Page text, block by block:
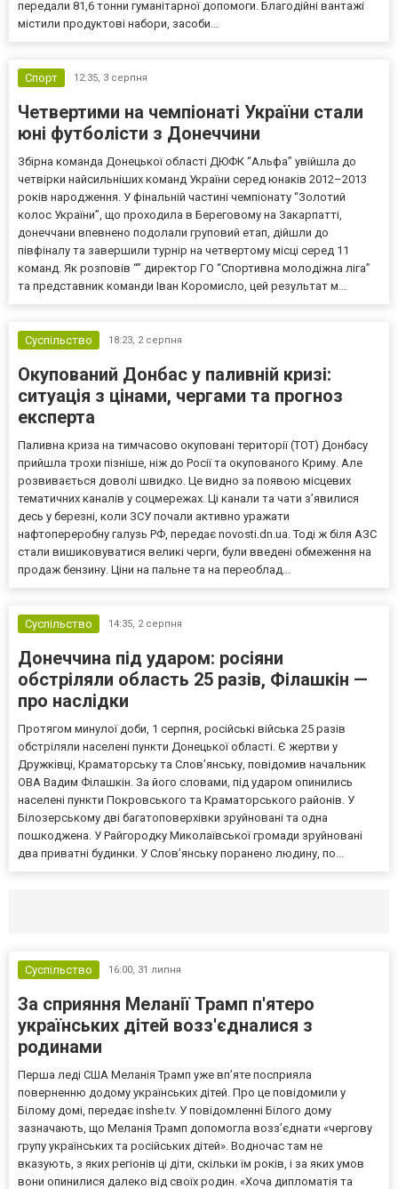
передали 81,6 тонни гуманітарної допомоги. Благодійні вантажі
містили продуктові набори, засоби...
Спорт 12:35, 3 серпня
Четвертими на чемпіонаті України стали
юні футболісти з Донеччини
Збірна команда Донецької області ДЮФК “Альфа” увійшла до
четвірки найсильніших команд України серед юнаків 2012–2013
років народження. У фінальній частині чемпіонату “Золотий
колос України”, що проходила в Береговому на Закарпатті,
донеччани впевнено подолали груповий етап, дійшли до
півфіналу та завершили турнір на четвертому місці серед 11
команд. Як розповів “” директор ГО “Спортивна молодіжна ліга”
та представник команди Іван Коромисло, цей результат м...
Суспільство 18:23, 2 серпня
Окупований Донбас у паливній кризі:
ситуація з цінами, чергами та прогноз
експерта
Паливна криза на тимчасово окуповані території (ТОТ) Донбасу
прийшла трохи пізніше, ніж до Росії та окупованого Криму. Але
розвивається доволі швидко. Це видно за появою місцевих
тематичних каналів у соцмережах. Ці канали та чати з’явилися
десь у березні, коли ЗСУ почали активно уражати
нафтопереробну галузь РФ, передає novosti.dn.ua. Тоді ж біля АЗС
стали вишиковуватися великі черги, були введені обмеження на
продаж бензину. Ціни на пальне та на переоблад...
Суспільство 14:35, 2 серпня
Донеччина під ударом: росіяни
обстріляли область 25 разів, Філашкін —
про наслідки
Протягом минулої доби, 1 серпня, російські війська 25 разів
обстріляли населені пункти Донецької області. Є жертви у
Дружківці, Краматорську та Слов’янську, повідомив начальник
ОВА Вадим Філашкін. За його словами, під ударом опинились
населені пункти Покровського та Краматорського районів. У
Білозерському дві багатоповерхівки зруйновані та одна
пошкоджена. У Райгородку Миколаївської громади зруйновані
два приватні будинки. У Слов’янську поранено людину, по...
Суспільство 16:00, 31 липня
За сприяння Меланії Трамп п'ятеро
українських дітей возз'єдналися з
родинами
Перша леді США Меланія Трамп уже впʼяте посприяла
поверненню додому українських дітей. Про це повідомили у
Білому домі, передає inshe.tv. У повідомленні Білого дому
зазначають, що Меланія Трамп допомогла возз’єднати «чергову
групу українських та російських дітей». Водночас там не
вказують, з яких регіонів ці діти, скільки їм років, і за яких умов
вони опинилися далеко від своїх родин. «Хоча дипломатія та